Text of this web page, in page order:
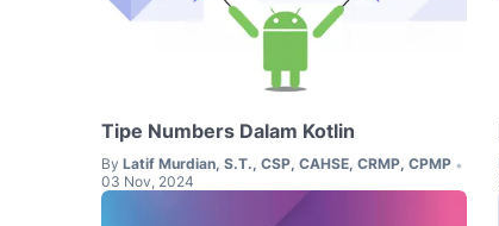
Tipe Numbers Dalam Kotlin
By Latif Murdian, S.T., CSP, CAHSE, CRMP, CPMP •
03 Nov, 2024